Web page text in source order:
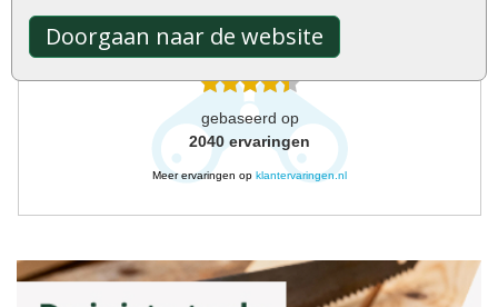
Doorgaan naar de website
gebaseerd op
2040 ervaringen
Meer ervaringen op klantervaringen.nl